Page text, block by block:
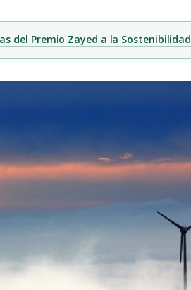
del Premio Zayed a la Sostenibilidad